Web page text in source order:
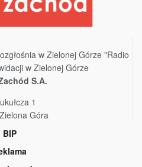
w Zielonej Górze "Radio
w Zielonej Górze
S.A.
1
Góra
BIP